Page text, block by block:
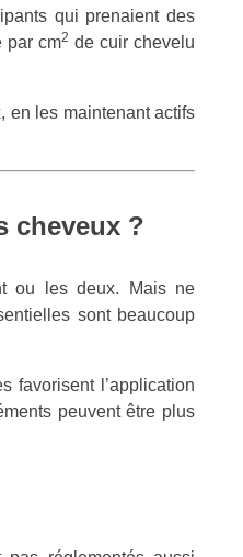
qui prenaient des
par cm2 de cuir chevelu
en les maintenant actifs
cheveux ?
ou les deux. Mais ne
sont beaucoup
favorisent l’application
peuvent être plus